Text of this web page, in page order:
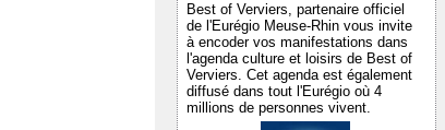
Best of Verviers, partenaire officiel
de l'Eurégio Meuse-Rhin vous invite
à encoder vos manifestations dans
l'agenda culture et loisirs de Best of
Verviers. Cet agenda est également
diffusé dans tout l'Eurégio où 4
millions de personnes vivent.